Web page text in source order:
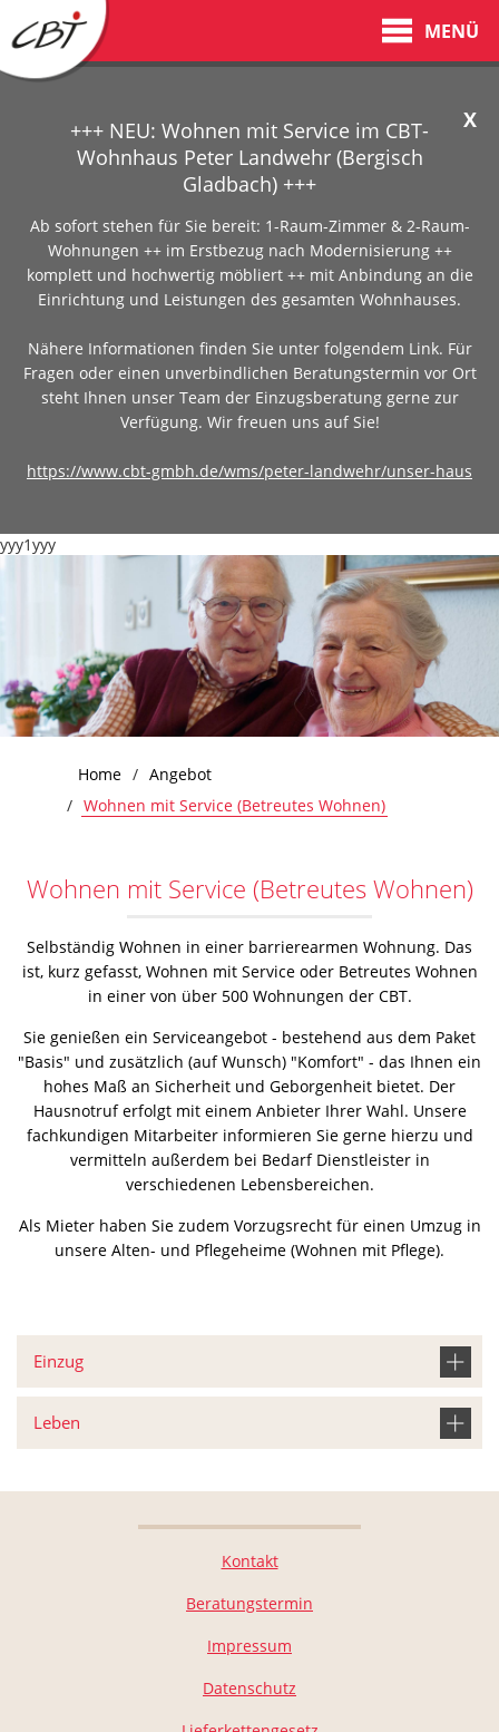
X
+++ NEU: Wohnen mit Service im CBT-
Wohnhaus Peter Landwehr (Bergisch
Gladbach) +++
Ab sofort stehen für Sie bereit: 1-Raum-Zimmer & 2-Raum-
Wohnungen ++ im Erstbezug nach Modernisierung ++
komplett und hochwertig möbliert ++ mit Anbindung an die
Einrichtung und Leistungen des gesamten Wohnhauses.
Nähere Informationen finden Sie unter folgendem Link. Für
Fragen oder einen unverbindlichen Beratungstermin vor Ort
steht Ihnen unser Team der Einzugsberatung gerne zur
Verfügung. Wir freuen uns auf Sie!
https://www.cbt-gmbh.de/wms/peter-landwehr/unser-haus
MENÜ
yyy1yyy
Home
Angebot
Wohnen mit Service (Betreutes Wohnen)
Wohnen mit Service (Betreutes Wohnen)
Selbständig Wohnen in einer barrierearmen Wohnung. Das
ist, kurz gefasst, Wohnen mit Service oder Betreutes Wohnen
in einer von über 500 Wohnungen der CBT.
Sie genießen ein Serviceangebot - bestehend aus dem Paket
"Basis" und zusätzlich (auf Wunsch) "Komfort" - das Ihnen ein
hohes Maß an Sicherheit und Geborgenheit bietet. Der
Hausnotruf erfolgt mit einem Anbieter Ihrer Wahl. Unsere
fachkundigen Mitarbeiter informieren Sie gerne hierzu und
vermitteln außerdem bei Bedarf Dienstleister in
verschiedenen Lebensbereichen.
Als Mieter haben Sie zudem Vorzugsrecht für einen Umzug in
unsere Alten- und Pflegeheime (Wohnen mit Pflege).
Einzug
Leben
Kontakt
Beratungstermin
Impressum
Datenschutz